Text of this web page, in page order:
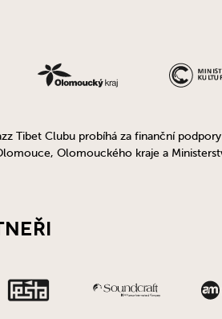
Tibet Clubu probíhá za finanční podpory
Olomouckého kraje a